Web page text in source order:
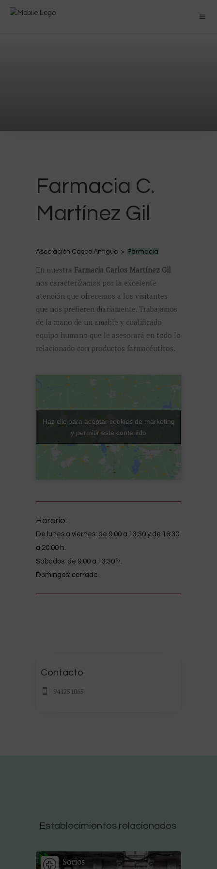
Farmacia C.
Martínez Gil
Asociación Casco Antiguo > Farmacia
En nuestra Farmacia Carlos Martínez Gil
nos caracterizamos por la excelente
atención que ofrecemos a los visitantes
que nos prefieren diariamente. Trabajamos
de la mano de un amable y cualificado
equipo humano que le asesorará en todo lo
relacionado con productos farmacéuticos.
Haz clic para aceptar cookies de marketing
y permitir este contenido
Horario:
De lunes a viernes: de 9:00 a 13:30 y de 16:30
a 20:00 h.
Sábados: de 9:00 a 13:30 h.
Domingos: cerrado.
Contacto
941251065
Establecimientos relacionados
Socios